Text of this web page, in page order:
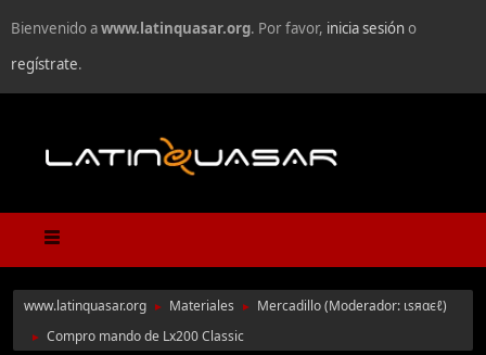
Bienvenido awww.latinquasar.org. Por favor, inicia sesióno
regístrate.
www.latinquasar.org ► Materiales ► Mercadillo(Moderador: ιѕяαєℓ)
► Compro mando de Lx200 Classic